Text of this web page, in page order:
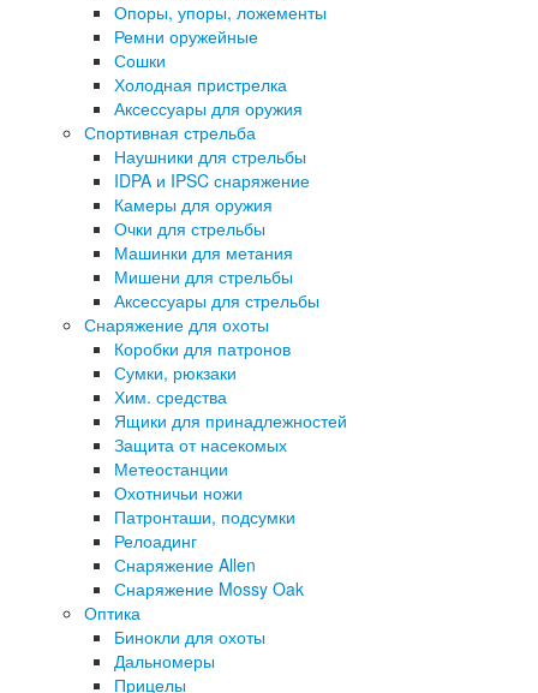
Опоры, упоры, ложементы
Ремни оружейные
Сошки
Холодная пристрелка
Аксессуары для оружия
Спортивная стрельба
Наушники для стрельбы
IDPA и IPSC снаряжение
Камеры для оружия
Очки для стрельбы
Машинки для метания
Мишени для стрельбы
Аксессуары для стрельбы
Снаряжение для охоты
Коробки для патронов
Сумки, рюкзаки
Хим. средства
Ящики для принадлежностей
Защита от насекомых
Метеостанции
Охотничьи ножи
Патронташи, подсумки
Релоадинг
Снаряжение Allen
Снаряжение Mossy Oak
Оптика
Бинокли для охоты
Дальномеры
Прицелы